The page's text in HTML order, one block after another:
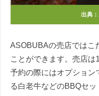
出典：
ASOBUBAの売店ではこ
ことができます。売店は
予約の際にはオプション
る白老牛などのBBQセッ